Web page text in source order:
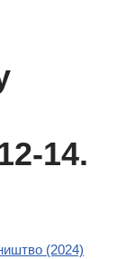
14.
(2024)